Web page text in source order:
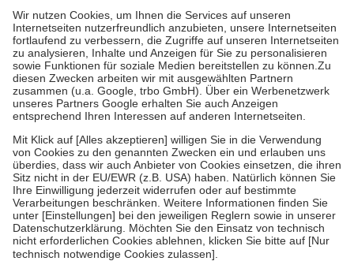
höchstens zehn Euro.
Es sind jedoch nie mehr als die tatsächlichen
Kosten der Leistung zu entrichten.
Diese Regeln gelten grundsätzlich auch für Online-Apotheken.
Bei Heilmitteln und häuslicher Krankenpflege beträgt die
Zuzahlung zehn Prozent der Kosten sowie zehn Euro je
Verordnung.
Um das Engagement der Versicherten für ihre eigene Gesundheit zu
stärken und die besondere Stellung der Familie zu unterstützen,
fallenkeine Zuzahlungenan bei:
• Kindern und Jugendlichen bis zum vollendeten 18. Lebensjahr
mit Ausnahme der Fahrkosten
• Untersuchungen zur Vorsorge und Früherkennung, die von der
GKV getragen werden
• empfohlenen Schutzimpfungen
• Harn- und Blutteststreifen